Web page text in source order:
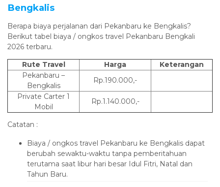
Bengkalis
Berapa biaya perjalanan dari Pekanbaru ke Bengkalis?
Berikut tabel biaya / ongkos travel Pekanbaru Bengkali
2026 terbaru.
Rute Travel
Harga
Keterangan
Pekanbaru –
Bengkalis
Rp.190.000,-
Private Carter 1
Mobil
Rp.1.140.000,-
Catatan :
Biaya / ongkos travel Pekanbaru ke Bengkalis dapat
berubah sewaktu-waktu tanpa pemberitahuan
terutama saat libur hari besar Idul Fitri, Natal dan
Tahun Baru.